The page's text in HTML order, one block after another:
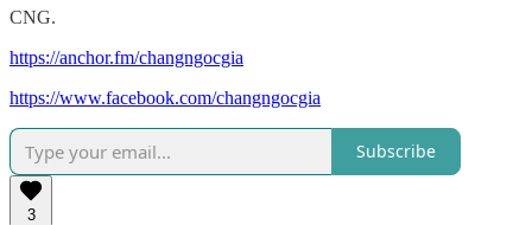
CNG.
https://anchor.fm/changngocgia
https://www.facebook.com/changngocgia
Subscribe
3